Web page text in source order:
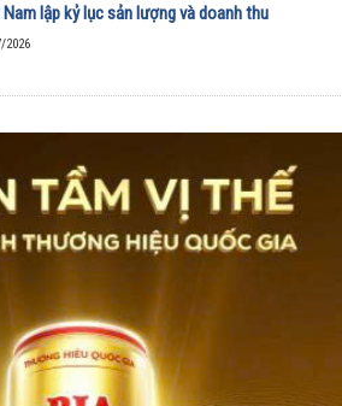
lập kỷ lục sản lượng và doanh thu
2026